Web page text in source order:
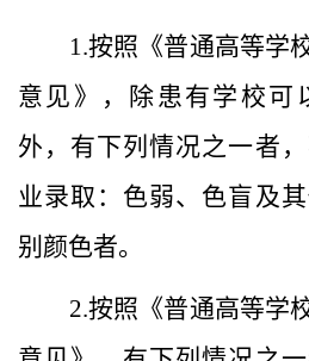
1.按照《普通高等学
意见》，除患有学校可
外，有下列情况之一者
业录取：色弱、色盲及
别颜色者。
2.按照《普通高等学